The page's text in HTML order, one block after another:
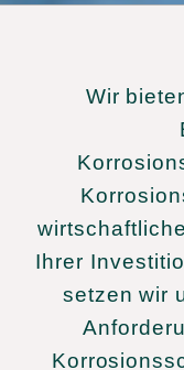
Wir
Ihrer
setzen wir